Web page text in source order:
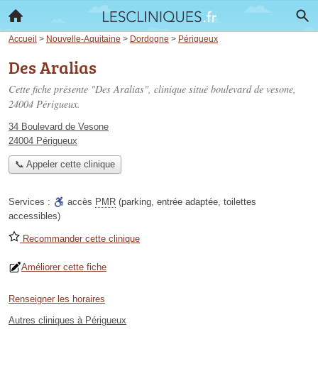
Accueil > Nouvelle-Aquitaine > Dordogne > Périgueux
Des Aralias
Cette fiche présente "Des Aralias", clinique situé boulevard de vesone,
24004 Périgueux.
34 Boulevard de Vesone
24004 Périgueux
📞 Appeler cette clinique
Services : accès PMR (parking, entrée adaptée, toilettes
accessibles)
Recommander cette clinique
Améliorer cette fiche
Renseigner les horaires
Autres cliniques à Périgueux